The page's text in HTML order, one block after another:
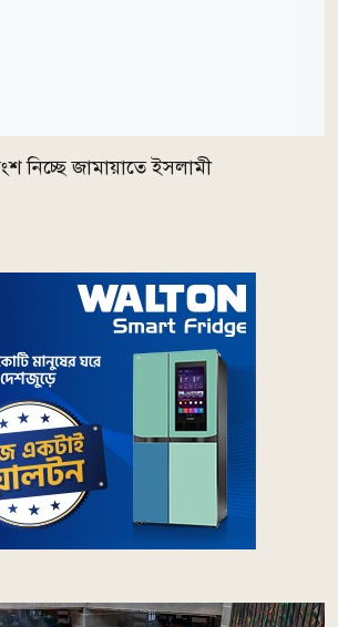
নিচ্ছে জামায়াতে ইসলামী